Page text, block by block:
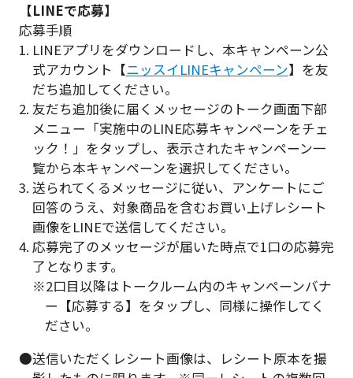
【LINEで応募】
応募手順
1. LINEアプリをダウンロードし、本キャンペーン公
式アカウント【ニッスイLINEキャンペーン】を友
だち追加してください。
2. 友だち追加後に届くメッセージのトーク画面下部
メニュー「実施中のLINE応募キャンペーンをチェ
ック！」をタップし、表示されたキャンペーン一
覧から本キャンペーンを選択してください。
3. 送られてくるメッセージに従い、アンケートにご
回答のうえ、対象商品を含むお買い上げレシート
画像をLINEで送信してください。
4. 応募完了のメッセージが届いた時点で1口の応募完
了となります。
※2口目以降はトークルーム内のキャンペーンバナ
ー【応募する】をタップし、同様に操作してく
ださい。
●送信いただくレシート画像は、レシート原本を撮